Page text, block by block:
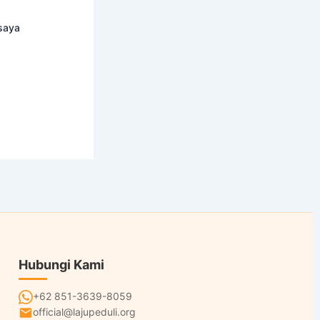
Hubungi Kami
+62 851-3639-8059
official@lajupeduli.org